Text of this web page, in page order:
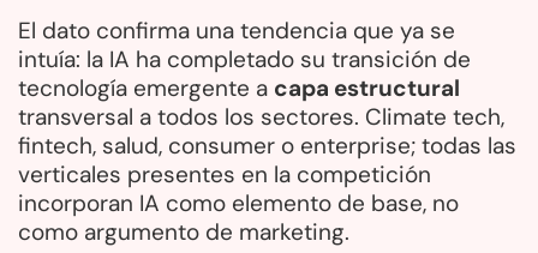
El dato confirma una tendencia que ya se
intuía: la IA ha completado su transición de
tecnología emergente a capa estructural
transversal a todos los sectores. Climate tech,
fintech, salud, consumer o enterprise; todas las
verticales presentes en la competición
incorporan IA como elemento de base, no
como argumento de marketing.